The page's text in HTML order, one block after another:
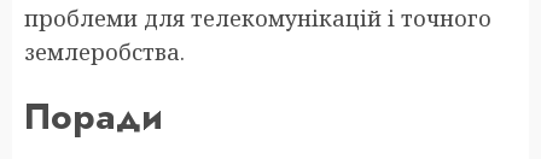
проблеми для телекомунікацій і точного
землеробства.
Поради